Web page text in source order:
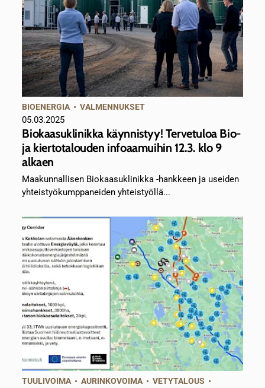
BIOENERGIA •VALMENNUKSET
05.03.2025
Biokaasuklinikka käynnistyy! Tervetuloa Bio-
ja kiertotalouden infoaamuihin 12.3. klo 9
alkaen
Maakunnallisen Biokaasuklinikka -hankkeen ja useiden
yhteistyökumppaneiden yhteistyöllä...
TUULIVOIMA •AURINKOVOIMA •VETYTALOUS •